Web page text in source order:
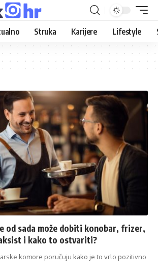
Struka Karijere Lifestyle
od sada može dobiti konobar, frizer,
i kako to ostvariti?
komore poručuju kako je to vrlo pozitivno